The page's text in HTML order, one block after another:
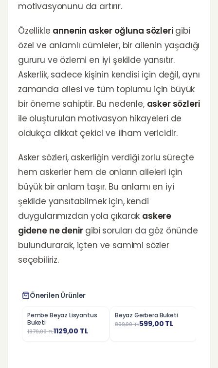
motivasyonunu da artırır.
Özellikle annenin asker oğluna sözlerigibi
özel ve anlamlı cümleler, bir ailenin yaşadığı
gururu ve özlemi en iyi şekilde yansıtır.
Askerlik, sadece kişinin kendisi için değil, aynı
zamanda ailesi ve tüm toplumu için büyük
bir öneme sahiptir. Bu nedenle, asker sözleri
ile oluşturulan motivasyon hikayeleri de
oldukça dikkat çekici ve ilham vericidir.
Asker sözleri, askerliğin verdiği zorlu süreçte
hem askerler hem de onların aileleri için
büyük bir anlam taşır. Bu anlamı en iyi
şekilde yansıtabilmek için, kendi
duygularımızdan yola çıkarak askere
gidene ne denirgibi soruları da göz önünde
bulundurarak, içten ve samimi sözler
seçebiliriz.
Önerilen Ürünler
%18
Pembe Beyaz Lisyantus
Buketi
1379,00TL1129,00 TL
%33
Beyaz Gerbera Buketi
899,00TL599,00 TL